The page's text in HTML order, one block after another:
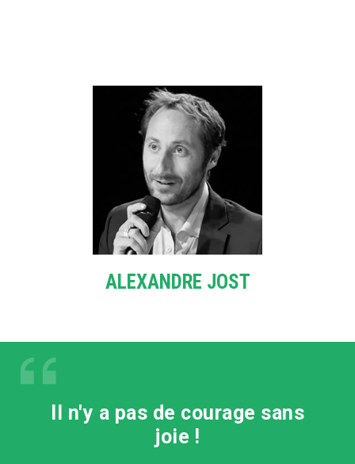
ALEXANDRE JOST
Il n'y a pas de courage sans
joie !